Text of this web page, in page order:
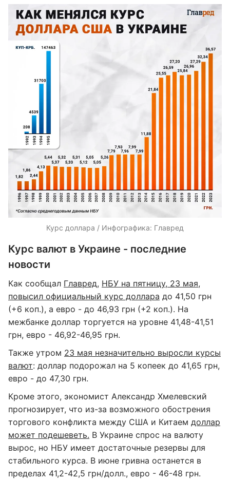
Курс доллара / Инфографика: Главред
Курс валют в Украине - последние
новости
Как сообщал Главред, НБУ на пятницу, 23 мая,
повысил официальный курс доллара до 41,50 грн
(+6 коп.), а евро - до 46,93 грн (+2 коп.). На
межбанке доллар торгуется на уровне 41,48-41,51
грн, евро - 46,92-46,95 грн.
Также утром 23 мая незначительно выросли курсы
валют: доллар подорожал на 5 копеек до 41,65 грн,
евро - до 47,30 грн.
Кроме этого, экономист Александр Хмелевский
прогнозирует, что из-за возможного обострения
торгового конфликта между США и Китаем доллар
может подешеветь. В Украине спрос на валюту
вырос, но НБУ имеет достаточные резервы для
стабильного курса. В июне гривна останется в
пределах 41,2-42,5 грн/долл., евро - 46-48 грн.